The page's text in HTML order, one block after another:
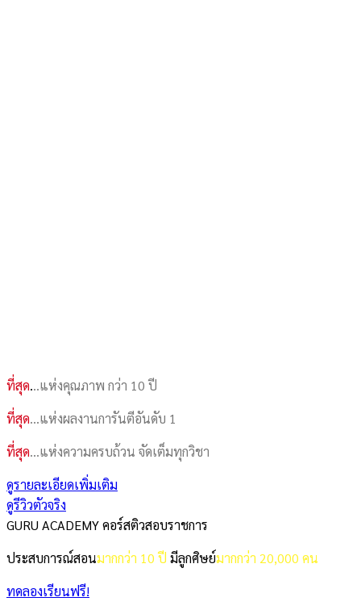
ที่สุด...แห่งคุณภาพ กว่า 10 ปี
ที่สุด…แห่งผลงานการันตีอันดับ 1
ที่สุด…แห่งความครบถ้วน จัดเต็มทุกวิชา
ดูรายละเอียดเพิ่มเติม
ดูรีวิวตัวจริง
GURU ACADEMY คอร์สติวสอบราชการ
ประสบการณ์สอนมากกว่า 10 ปี มีลูกศิษย์มากกว่า 20,000 คน
ทดลองเรียนฟรี!